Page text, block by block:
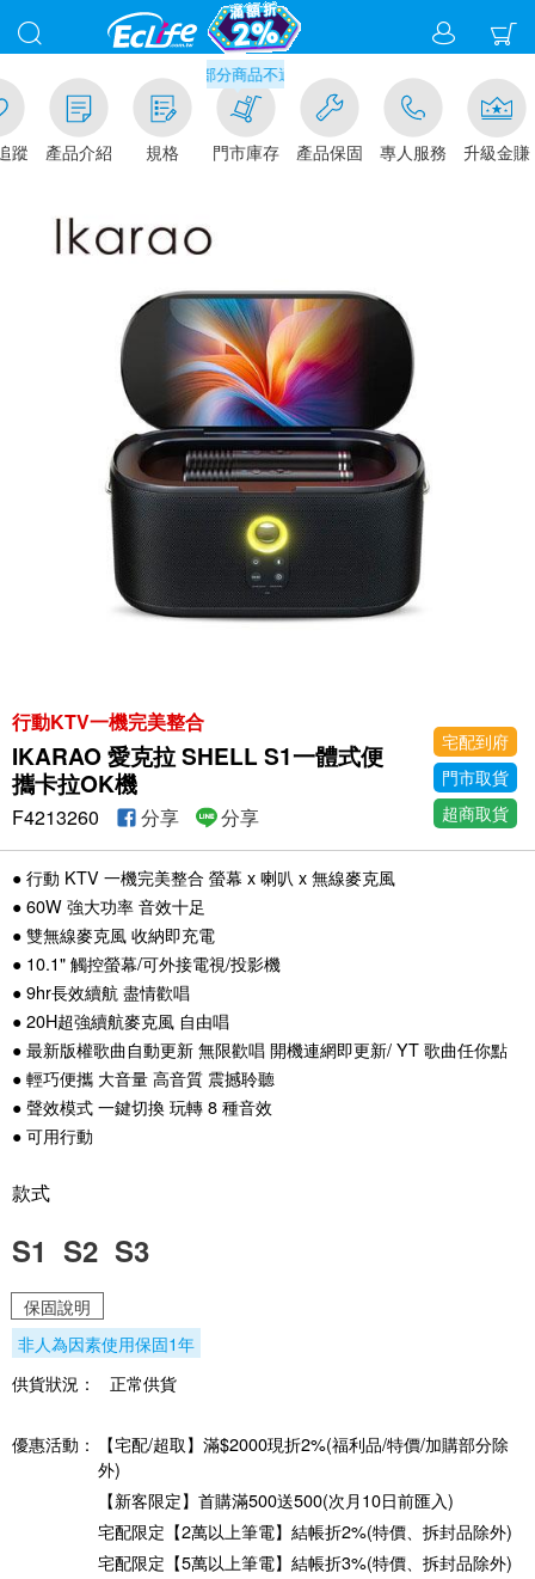
蹤 產品介紹 規格
千元門市取貨現折1%(部分商品不適用)-請點我看
門市庫存 產品保固 專人服務 升級金賺
行動KTV一機完美整合
IKARAO 愛克拉 SHELL S1一體式便
攜卡拉OK機
宅配到府
門市取貨
超商取貨
F4213260 分享 分享
● 行動 KTV 一機完美整合 螢幕 x 喇叭 x 無線麥克風
● 60W 強大功率 音效十足
● 雙無線麥克風 收納即充電
● 10.1" 觸控螢幕/可外接電視/投影機
● 9hr長效續航 盡情歡唱
● 20H超強續航麥克風 自由唱
● 最新版權歌曲自動更新 無限歡唱 開機連網即更新/ YT 歌曲任你點
● 輕巧便攜 大音量 高音質 震撼聆聽
● 聲效模式 一鍵切換 玩轉 8 種音效
● 可用行動
款式
S1 S2 S3
保固說明
非人為因素使用保固1年
供貨狀況：
正常供貨
優惠活動：
【宅配/超取】滿$2000現折2%(福利品/特價/加購部分除
外)
【新客限定】首購滿500送500(次月10日前匯入)
宅配限定【2萬以上筆電】結帳折2%(特價、拆封品除外)
宅配限定【5萬以上筆電】結帳折3%(特價、拆封品除外)